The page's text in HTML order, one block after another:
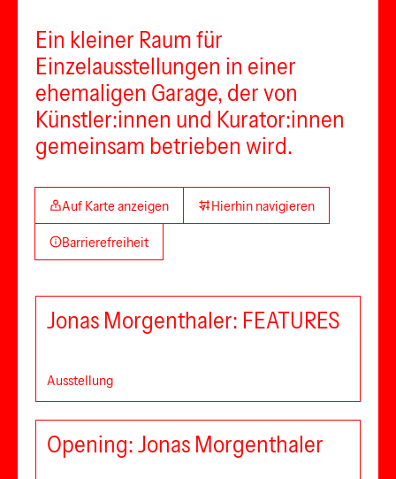
Ein kleiner Raum für
Einzelausstellungen in einer
ehemaligen Garage, der von
Künstler:innen und Kurator:innen
gemeinsam betrieben wird.
Auf Karte anzeigen Hierhin navigieren
Barrierefreiheit
Jonas Morgenthaler: FEATURES
Ausstellung
Opening: Jonas Morgenthaler